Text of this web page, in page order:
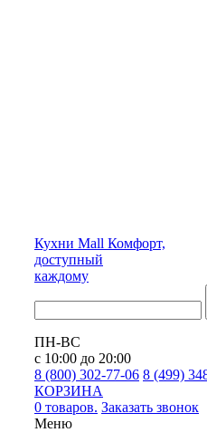
Кухни Mall Комфорт,
доступный
каждому
ПН-ВС
с 10:00 до 20:00
8 (800) 302-77-06 8 (499)
КОРЗИНА
0 товаров. Заказать звонок
Меню